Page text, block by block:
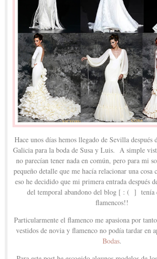
Hace unos días hemos llegado de Sevilla después
Galicia para la boda de Susa y Luis. A simple
no parecían tener nada en común, pero para mi
pequeño detalle que me hacía relacionar una
eso he decidido que mi primera entrada después
del temporal abandono del blog [ : ( ] tenía
flamencos!!
Particularmente el flamenco me apasiona por
vestidos de novia y flamenco no podía tardar en
Bodas.